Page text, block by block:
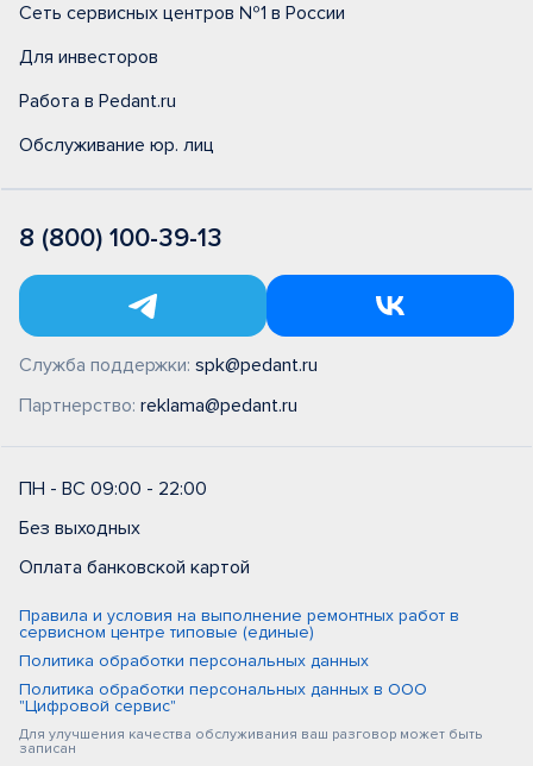
Сеть сервисных центров №1 в России
Для инвесторов
Работа в Pedant.ru
Обслуживание юр. лиц
8 (800) 100-39-13
Служба поддержки: spk@pedant.ru
Партнерство: reklama@pedant.ru
ПН - ВС 09:00 - 22:00
Без выходных
Оплата банковской картой
Правила и условия на выполнение ремонтных работ в
сервисном центре типовые (единые)
Политика обработки персональных данных
Политика обработки персональных данных в ООО
"Цифровой сервис"
Для улучшения качества обслуживания ваш разговор может быть
записан